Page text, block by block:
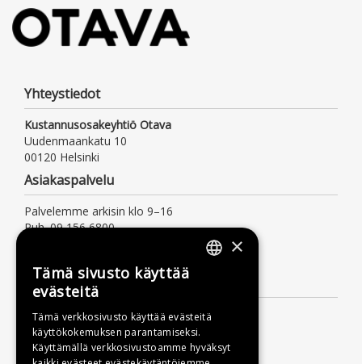
Yhteystiedot
Kustannusosakeyhtiö Otava
Uudenmaankatu 10
00120 Helsinki
Asiakaspalvelu
Palvelemme arkisin klo 9–16
Puh. 09 156 6800
Lisätietoa
Toimitusehdot
Käyttöohjeet
Tietosuojaseloste
×
Tämä sivusto käyttää
evästeitä
Tämä verkkosivusto käyttää evästeitä
käyttökokemuksen parantamiseksi.
Käyttämällä verkkosivustoamme hyväksyt